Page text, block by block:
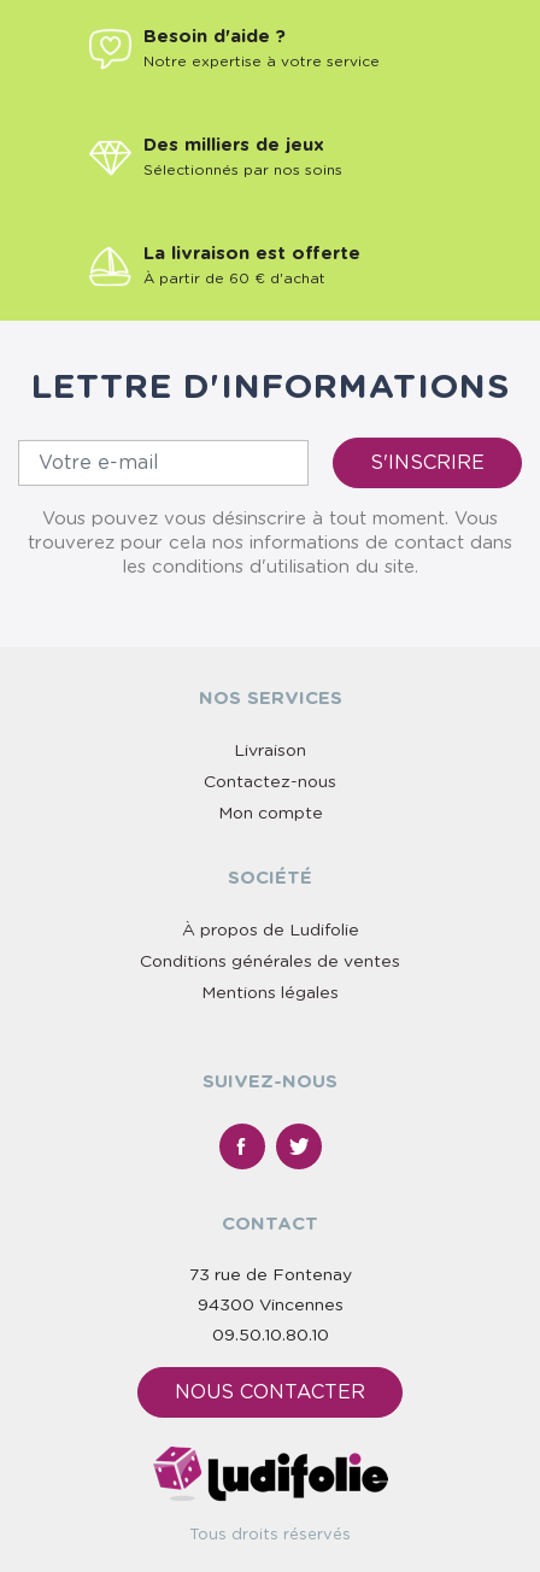
Besoin d'aide ?
Notre expertise à votre service
Des milliers de jeux
Sélectionnés par nos soins
La livraison est offerte
À partir de 60 € d'achat
LETTRE D'INFORMATIONS
Vous pouvez vous désinscrire à tout moment. Vous
trouverez pour cela nos informations de contact dans
les conditions d'utilisation du site.
NOS SERVICES
Livraison
Contactez-nous
Mon compte
SOCIÉTÉ
À propos de Ludifolie
Conditions générales de ventes
Mentions légales
SUIVEZ-NOUS
CONTACT
73 rue de Fontenay
94300 Vincennes
09.50.10.80.10
NOUS CONTACTER
Tous droits réservés